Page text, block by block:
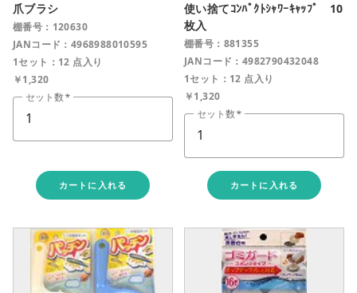
爪ブラシ
棚番号：120630
JANコード：4968988010595
1セット：12 点入り
￥1,320
セット数
カートに入れる
使い捨てｺﾝﾊﾟｸﾄｼｬﾜｰｷｬｯﾌﾟ 10
枚入
棚番号：881355
JANコード：4982790432048
1セット：12 点入り
￥1,320
セット数
カートに入れる